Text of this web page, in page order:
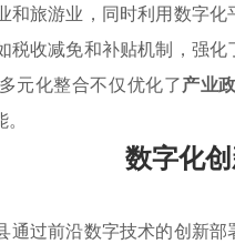
和旅游业，同时利用数字
税收减免和补贴机制，强化
元化整合不仅优化了产业
数字化
通过前沿数字技术的创新部